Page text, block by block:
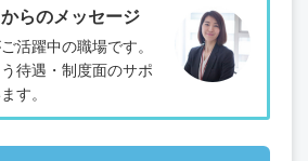
らのメッセージ
活躍中の職場です。
待遇・制度面のサポ
す。